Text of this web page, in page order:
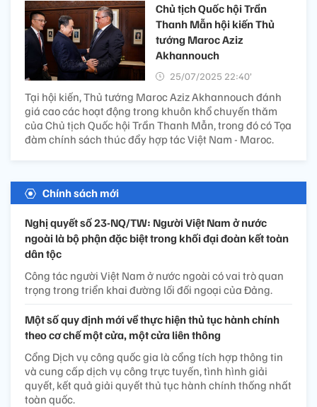
Chủ tịch Quốc hội Trần
Thanh Mẫn hội kiến Thủ
tướng Maroc Aziz
Akhannouch
25/07/2025 22:40’
Tại hội kiến, Thủ tướng Maroc Aziz Akhannouch đánh
giá cao các hoạt động trong khuôn khổ chuyến thăm
của Chủ tịch Quốc hội Trần Thanh Mẫn, trong đó có Tọa
đàm chính sách thúc đẩy hợp tác Việt Nam - Maroc.
Chính sách mới
Nghị quyết số 23-NQ/TW: Người Việt Nam ở nước
ngoài là bộ phận đặc biệt trong khối đại đoàn kết toàn
dân tộc
Công tác người Việt Nam ở nước ngoài có vai trò quan
trọng trong triển khai đường lối đối ngoại của Đảng.
Một số quy định mới về thực hiện thủ tục hành chính
theo cơ chế một cửa, một cửa liên thông
Cổng Dịch vụ công quốc gia là cổng tích hợp thông tin
và cung cấp dịch vụ công trực tuyến, tình hình giải
quyết, kết quả giải quyết thủ tục hành chính thống nhất
toàn quốc.